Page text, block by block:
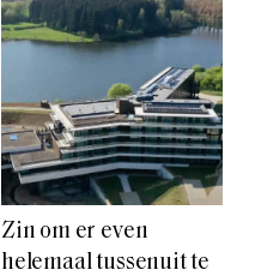
Zin om er even
helemaal tussenuit te